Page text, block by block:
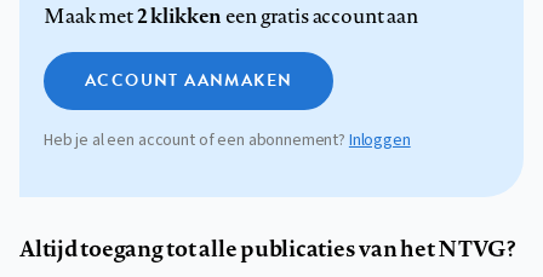
Maak met2 klikkeneen gratis account aan
ACCOUNT AANMAKEN
Heb je al een account of een abonnement?Inloggen
Altijd toegang tot alle publicaties van het NTVG?